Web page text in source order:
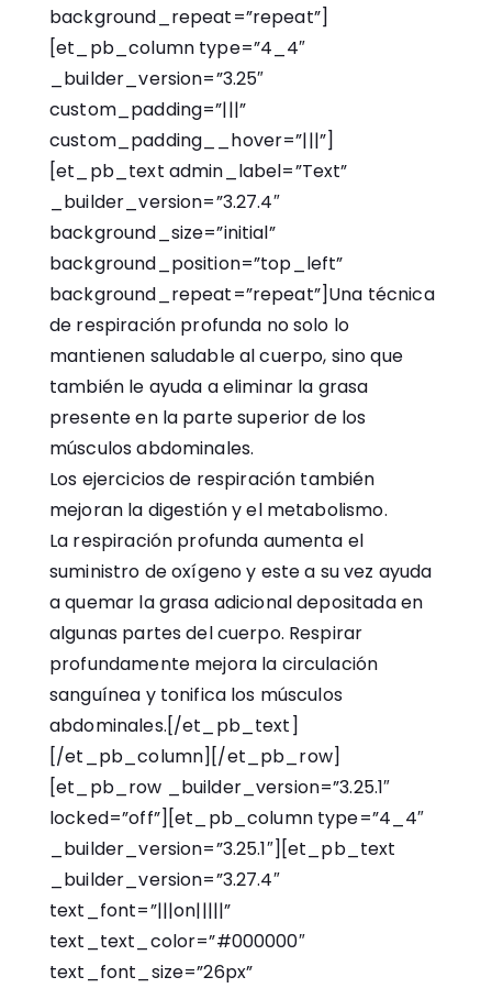
background_repeat=”repeat”]
[et_pb_column type=”4_4″
_builder_version=”3.25″
custom_padding=”|||”
custom_padding__hover=”|||”]
[et_pb_text admin_label=”Text”
_builder_version=”3.27.4″
background_size=”initial”
background_position=”top_left”
background_repeat=”repeat”]Una técnica
de respiración profunda no solo lo
mantienen saludable al cuerpo, sino que
también le ayuda a eliminar la grasa
presente en la parte superior de los
músculos abdominales.
Los ejercicios de respiración también
mejoran la digestión y el metabolismo.
La respiración profunda aumenta el
suministro de oxígeno y este a su vez ayuda
a quemar la grasa adicional depositada en
algunas partes del cuerpo. Respirar
profundamente mejora la circulación
sanguínea y tonifica los músculos
abdominales.[/et_pb_text]
[/et_pb_column][/et_pb_row]
[et_pb_row _builder_version=”3.25.1″
locked=”off”][et_pb_column type=”4_4″
_builder_version=”3.25.1″][et_pb_text
_builder_version=”3.27.4″
text_font=”|||on|||||”
text_text_color=”#000000″
text_font_size=”26px”